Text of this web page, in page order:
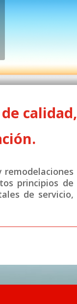
calidad,
remodelaciones
principios de
de servicio,